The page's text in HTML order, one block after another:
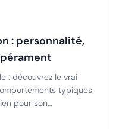
: personnalité,
: découvrez le vrai
typiques
pour son